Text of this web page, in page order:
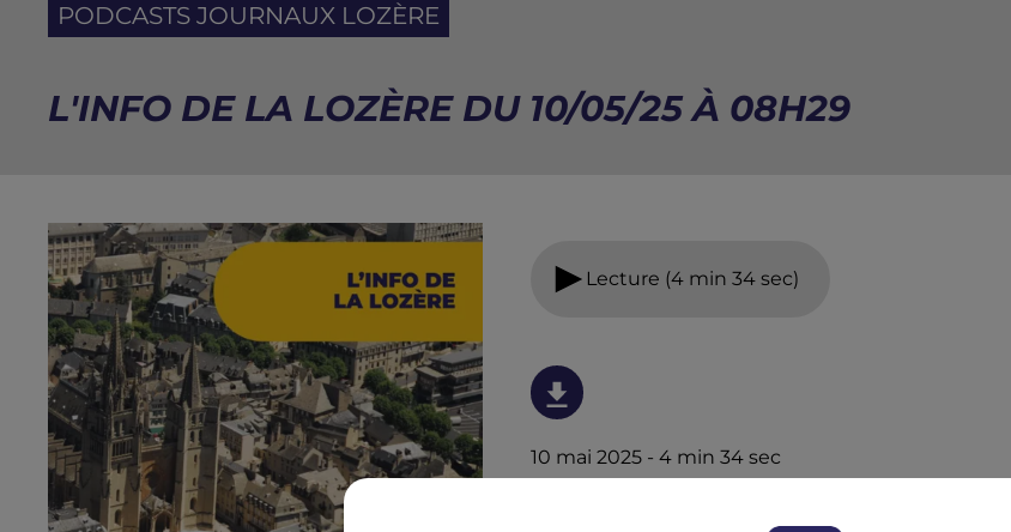
PODCASTS JOURNAUX LOZÈRE
L'INFO DE LA LOZÈRE DU 10/05/25 À 08H29
Lecture (4 min 34 sec)
10 mai 2025 - 4 min 34 sec